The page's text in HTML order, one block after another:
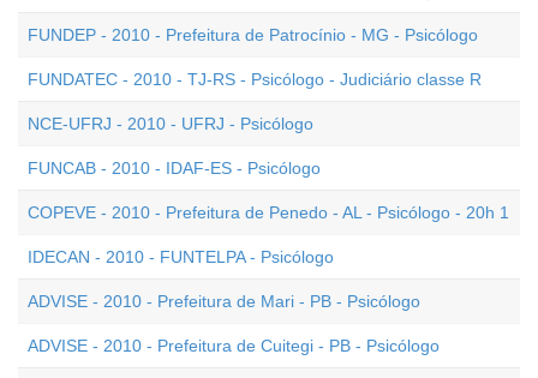
FUNDEP - 2010 - Prefeitura de Patrocínio - MG - Psicólogo
FUNDATEC - 2010 - TJ-RS - Psicólogo - Judiciário classe R
NCE-UFRJ - 2010 - UFRJ - Psicólogo
FUNCAB - 2010 - IDAF-ES - Psicólogo
COPEVE - 2010 - Prefeitura de Penedo - AL - Psicólogo - 20h 1
IDECAN - 2010 - FUNTELPA - Psicólogo
ADVISE - 2010 - Prefeitura de Mari - PB - Psicólogo
ADVISE - 2010 - Prefeitura de Cuitegi - PB - Psicólogo